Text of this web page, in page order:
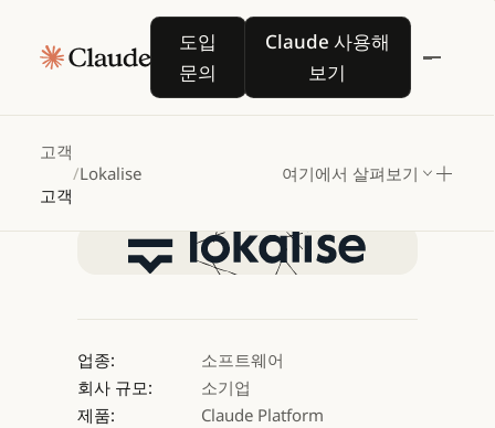
도입
문의
도입 문의
Claude 사용해
보기
Claude 사용해 보기
고객
고객
/Lokalise 여기에서 살펴보기
Lokalise,Claude로
번역품질을
향상시키다
Claude 사용해 보기
Claude 사용해 보기
업종:
소프트웨어
회사 규모:
소기업
제품:
Claude Platform